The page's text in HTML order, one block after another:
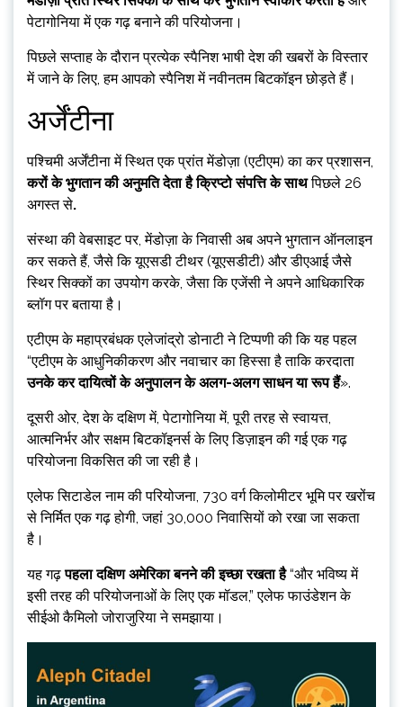
पेटागोनिया में एक गढ़ बनाने की परियोजना।
पिछले सप्ताह के दौरान प्रत्येक स्पैनिश भाषी देश की खबरों के विस्तार
में जाने के लिए, हम आपको स्पैनिश में नवीनतम बिटकॉइन छोड़ते हैं।
अर्जेंटीना
पश्चिमी अर्जेंटीना में स्थित एक प्रांत मेंडोज़ा (एटीएम) का कर प्रशासन,
करों के भुगतान की अनुमति देता हैक्रिप्टो संपत्ति के साथपिछले 26
अगस्त से.
संस्था की वेबसाइट पर, मेंडोज़ा के निवासी अब अपने भुगतान ऑनलाइन
कर सकते हैं, जैसे कि यूएसडी टीथर (यूएसडीटी) और डीएआई जैसे
स्थिर सिक्कों का उपयोग करके, जैसा कि एजेंसी ने अपने आधिकारिक
ब्लॉग पर बताया है।
एटीएम के महाप्रबंधक एलेजांद्रो डोनाटी ने टिप्पणी की कि यह पहल
“एटीएम के आधुनिकीकरण और नवाचार का हिस्सा है ताकि करदाता
उनके कर दायित्वों के अनुपालन के अलग-अलग साधन या रूप हैं».
दूसरी ओर, देश के दक्षिण में, पेटागोनिया में, पूरी तरह से स्वायत्त,
आत्मनिर्भर और सक्षम बिटकॉइनर्स के लिए डिज़ाइन की गई एक गढ़
परियोजना विकसित की जा रही है।
एलेफ सिटाडेल नाम की परियोजना, 730 वर्ग किलोमीटर भूमि पर खरोंच
से निर्मित एक गढ़ होगी, जहां 30,000 निवासियों को रखा जा सकता
है।
यह गढ़पहला दक्षिण अमेरिका बनने की इच्छा रखता है“और भविष्य में
इसी तरह की परियोजनाओं के लिए एक मॉडल,” एलेफ फाउंडेशन के
सीईओ कैमिलो जोराजुरिया ने समझाया।